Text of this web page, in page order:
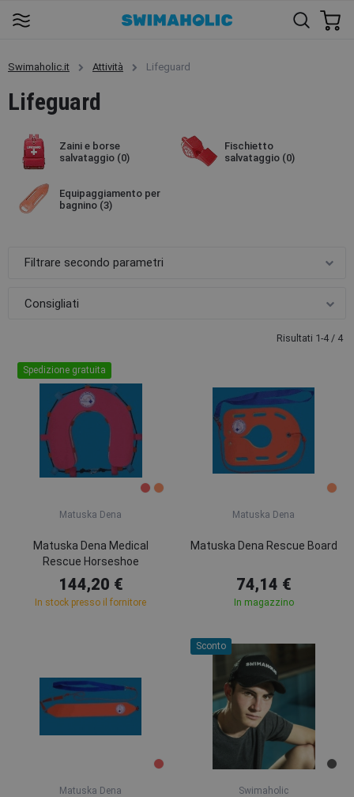
Swimaholic.it Attività Lifeguard
Lifeguard
Zaini e borse
salvataggio (0)
Fischietto
salvataggio (0)
Equipaggiamento per
bagnino (3)
Filtrare secondo parametri
Risultati 1-4 / 4
Spedizione gratuita
Matuska Dena
Matuska Dena Medical
Rescue Horseshoe
144,20 €
In stock presso il fornitore
Matuska Dena
Matuska Dena Rescue Board
74,14 €
In magazzino
Matuska Dena
Sconto
Swimaholic